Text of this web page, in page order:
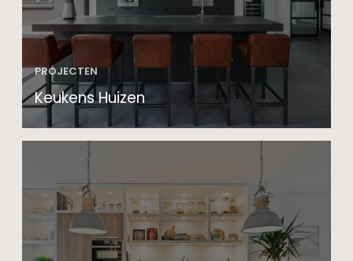
PROJECTEN
Keukens Huizen